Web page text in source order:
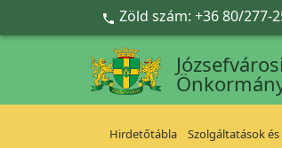
Ugrás a fő tartalomra
 Zöld szám: +36 80/277-
Józsefvárosi
Hirdetőtábla Szolgáltatások